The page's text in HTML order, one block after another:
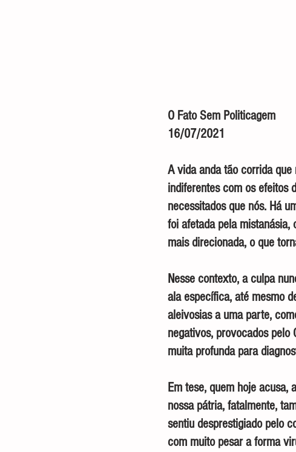
O Fato
16/07/2021
A vida anda tão corrida
indiferentes com os efeitos
necessitados que nós. Há
foi afetada pela
mais direcionada, o que
Nesse contexto, a culpa
ala específica, até mesmo
aleivosias a uma parte,
negativos, provocados
muita profunda para
Em tese, quem hoje acusa,
nossa pátria, fatalmente,
sentiu desprestigiado pelo
com muito pesar a forma